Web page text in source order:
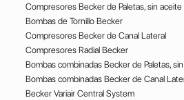
Compresores Becker de Paletas, sin aceite
Bombas de Tornillo Becker
Compresores Becker de Canal Lateral
Compresores Radial Becker
Bombas combinadas Becker de Paletas,
Bombas combinadas Becker de Canal
Becker Variair Central System